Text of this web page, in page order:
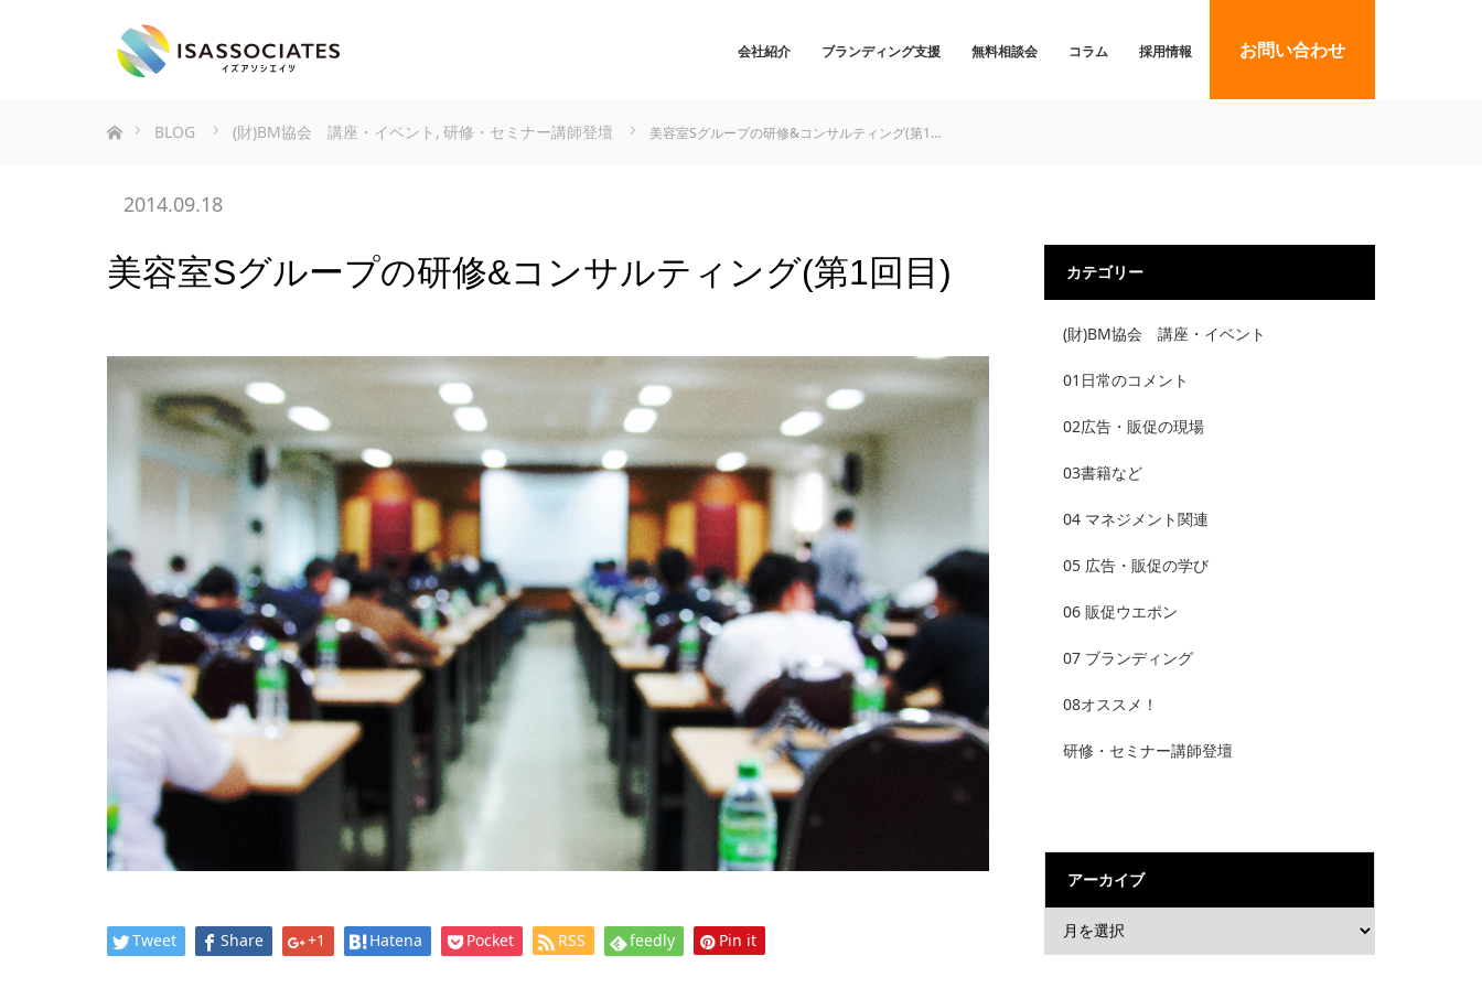
会社紹介 ブランディング支援 無料相談会 コラム 採用情報 お問い合わせ
BLOG
(財)BM協会 講座・イベント , 研修・セミナー講師登壇 美容室Sグループの研修&コンサルティング(第1…
2014.09.18
美容室Sグループの研修&コンサルティング(第1回目)
Tweet Share +1 Hatena Pocket RSS feedly Pin it
カテゴリー
(財)BM協会 講座・イベント
01日常のコメント
02広告・販促の現場
03書籍など
04 マネジメント関連
05 広告・販促の学び
06 販促ウエポン
07 ブランディング
08オススメ！
研修・セミナー講師登壇
アーカイブ